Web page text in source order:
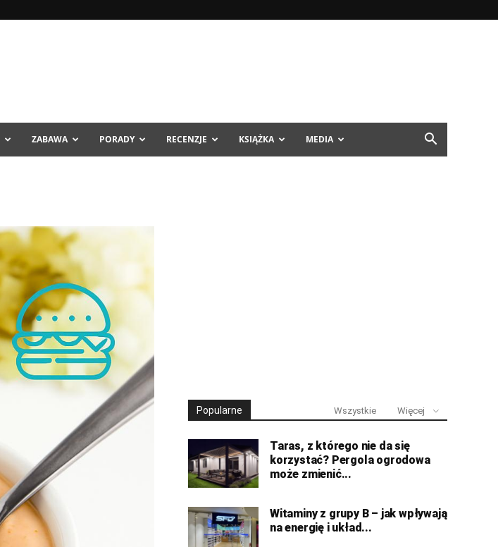
ZABAWA PORADY RECENZJE KSIĄŻKA MEDIA
Popularne Wszystkie Więcej
Taras, z którego nie da się
korzystać? Pergola ogrodowa
może zmienić...
Witaminy z grupy B – jak wpływają
na energię i układ...